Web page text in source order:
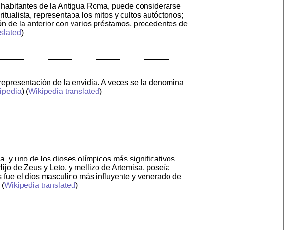
de la Antigua Roma, puede considerarse
representaba los mitos y cultos autóctonos;
de la anterior con varios préstamos, procedentes de
)
de la envidia. A veces se la denomina
) (Wikipedia translated)
y uno de los dioses olímpicos más significativos,
de Zeus y Leto, y mellizo de Artemisa, poseía
el dios masculino más influyente y venerado de
(Wikipedia translated)